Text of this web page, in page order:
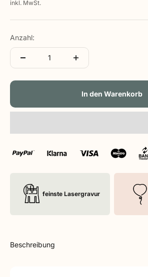
inkl. MwSt.
Anzahl:
In den Warenkorb
feinste Lasergravur
Beschreibung